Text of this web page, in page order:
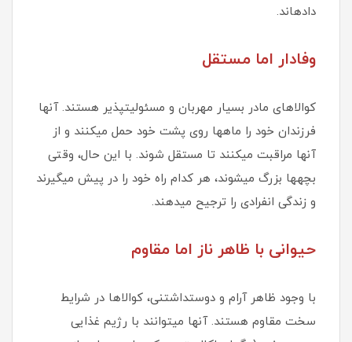
دادهاند.
وفادار اما مستقل
کوالاهای مادر بسیار مهربان و مسئولیتپذیر هستند. آنها
فرزندان خود را ماهها روی پشت خود حمل میکنند و از
آنها مراقبت میکنند تا مستقل شوند. با این حال، وقتی
بچهها بزرگ میشوند، هر کدام راه خود را در پیش میگیرند
و زندگی انفرادی را ترجیح میدهند.
حیوانی با ظاهر ناز اما مقاوم
با وجود ظاهر آرام و دوستداشتنی، کوالاها در شرایط
سخت مقاوم هستند. آنها میتوانند با رژیم غذایی